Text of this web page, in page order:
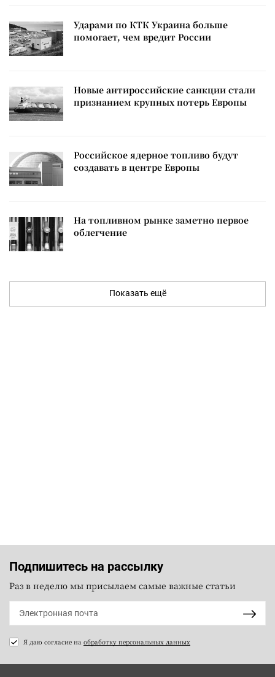
Ударами по КТК Украина больше
помогает, чем вредит России
Новые антироссийские санкции стали
признанием крупных потерь Европы
Российское ядерное топливо будут
создавать в центре Европы
На топливном рынке заметно первое
облегчение
Показать ещё
Подпишитесь на рассылку
Раз в неделю мы присылаем самые важные статьи
Я даю согласие на обработку персональных данных